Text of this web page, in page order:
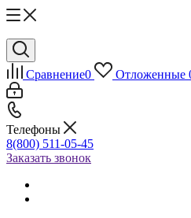
Сравнение0 Отложенные
Телефоны
8(800) 511-05-45
Заказать звонок